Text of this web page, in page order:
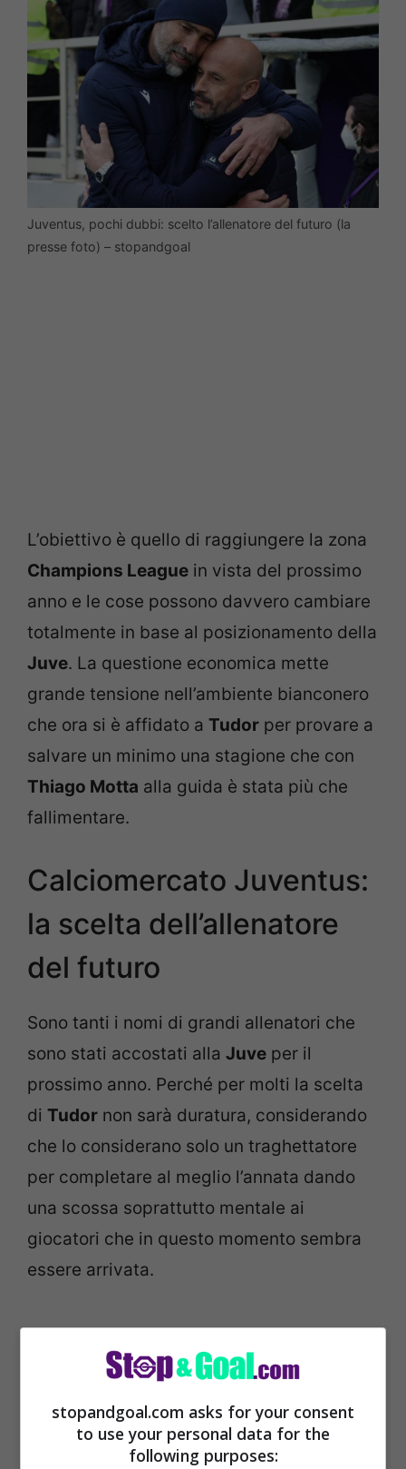
Juventus, pochi dubbi: scelto l’allenatore del futuro (la
presse foto) – stopandgoal
L’obiettivo è quello di raggiungere la zona
Champions League in vista del prossimo
anno e le cose possono davvero cambiare
totalmente in base al posizionamento della
Juve. La questione economica mette
grande tensione nell’ambiente bianconero
che ora si è affidato a Tudor per provare a
salvare un minimo una stagione che con
Thiago Motta alla guida è stata più che
fallimentare.
Calciomercato Juventus:
la scelta dell’allenatore
del futuro
Sono tanti i nomi di grandi allenatori che
sono stati accostati alla Juve per il
prossimo anno. Perché per molti la scelta
di Tudor non sarà duratura, considerando
che lo considerano solo un traghettatore
per completare al meglio l’annata dando
una scossa soprattutto mentale ai
giocatori che in questo momento sembra
essere arrivata.
stopandgoal.com asks for your consent
to use your personal data for the
following purposes: